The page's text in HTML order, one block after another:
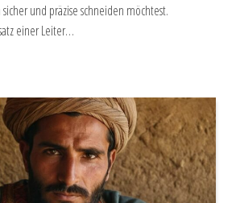
und präzise schneiden möchtest.
einer Leiter…